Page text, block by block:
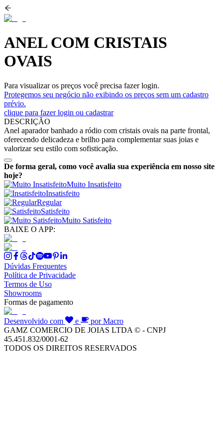
ANEL COM CRISTAIS
OVAIS
Para visualizar os preços você precisa fazer login.
Protegemos seu negócio não exibindo os preços sem um cadastro
prévio.
clique para fazer login ou cadastrar
DESCRIÇÃO
Anel aparador banhado a ródio com cristais ovais na parte frontal,
oferecendo delicadeza e brilho para complementar suas joias e
valorizar seu estilo com sofisticação.
De forma geral, como você avalia sua experiência em nosso site
hoje?
Muito Insatisfeito
Insatisfeito
Regular
Satisfeito
Muito Satisfeito
BAIXE O APP:
Dúvidas Frequentes
Política de Privacidade
Termos de Uso
Showrooms
Formas de pagamento
Desenvolvido com e
por Macro
GAMZ COMERCIO DE JOIAS LTDA © - CNPJ
45.451.832/0001-62
TODOS OS DIREITOS RESERVADOS